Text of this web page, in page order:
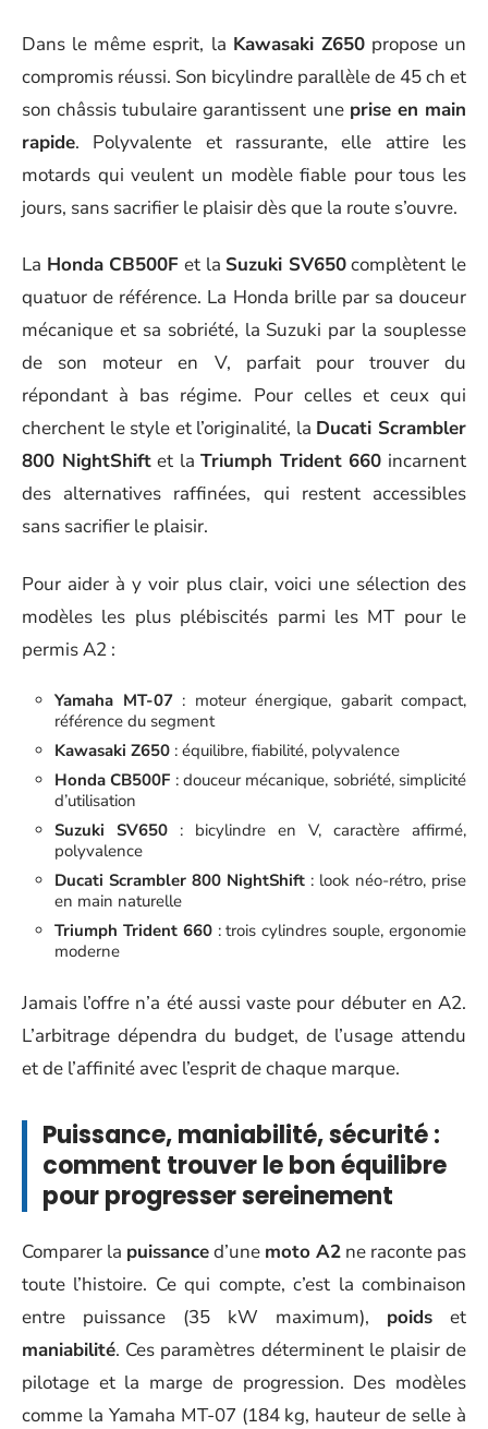
Dans le même esprit, la Kawasaki Z650propose un
compromis réussi. Son bicylindre parallèle de 45 ch et
son châssis tubulaire garantissent une prise en main
rapide. Polyvalente et rassurante, elle attire les
motards qui veulent un modèle fiable pour tous les
jours, sans sacrifier le plaisir dès que la route s’ouvre.
La Honda CB500F et la Suzuki SV650complètent le
quatuor de référence. La Honda brille par sa douceur
mécanique et sa sobriété, la Suzuki par la souplesse
de son moteur en V, parfait pour trouver du
répondant à bas régime. Pour celles et ceux qui
cherchent le style et l’originalité, la Ducati Scrambler
800 NightShiftet laTriumph Trident 660 incarnent
des alternatives raffinées, qui restent accessibles
sans sacrifier le plaisir.
Pour aider à y voir plus clair, voici une sélection des
modèles les plus plébiscités parmi les MT pour le
permis A2 :
Yamaha MT-07: moteur énergique, gabarit compact,
référence du segment
Kawasaki Z650 : équilibre, fiabilité, polyvalence
Honda CB500F : douceur mécanique, sobriété, simplicité
d’utilisation
Suzuki SV650 : bicylindre en V, caractère affirmé,
polyvalence
Ducati Scrambler 800 NightShift : look néo-rétro, prise
en main naturelle
Triumph Trident 660: trois cylindres souple, ergonomie
moderne
Jamais l’offre n’a été aussi vaste pour débuter en A2.
L’arbitrage dépendra du budget, de l’usage attendu
et de l’affinité avec l’esprit de chaque marque.
Puissance, maniabilité, sécurité :
comment trouver le bon équilibre
pour progresser sereinement
Comparer la puissanced’une moto A2 ne raconte pas
toute l’histoire. Ce qui compte, c’est la combinaison
entre puissance (35 kW maximum), poids et
maniabilité. Ces paramètres déterminent le plaisir de
pilotage et la marge de progression. Des modèles
comme la Yamaha MT-07 (184 kg, hauteur de selle à